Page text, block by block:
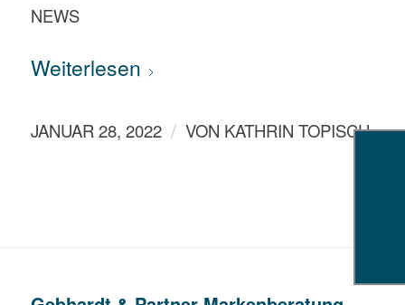
NEWS
Weiterlesen
JANUAR 28, 2022 / VON KATHRIN TOPISCH